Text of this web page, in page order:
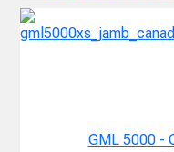
GML 5000 -